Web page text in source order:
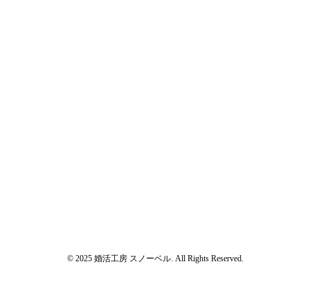
© 2025 婚活工房 スノーベル. All Rights Reserved.